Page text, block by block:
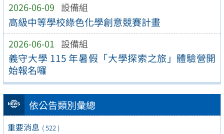
2026-06-09 設備組
高級中等學校綠色化學創意競賽計畫
2026-06-01 設備組
義守大學 115 年暑假「大學探索之旅」體驗營開
始報名囉
依公告類別彙總
重要消息 ( 522 )